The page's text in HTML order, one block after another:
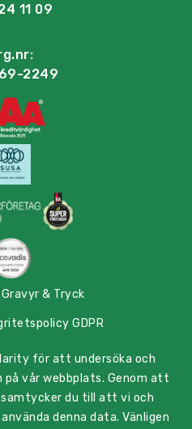
11 09
2249
& Tryck
GDPR
för att undersöka och
vår webbplats. Genom att
du till att vi och
denna data. Vänligen